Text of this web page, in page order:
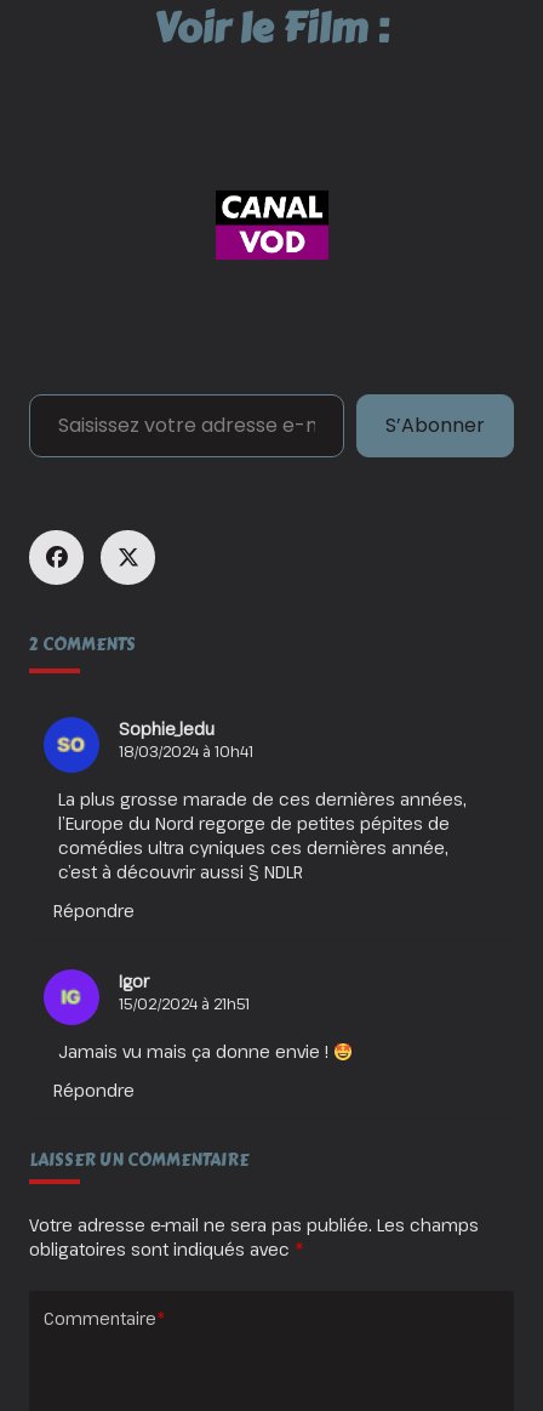
Voir le Film :
Saisissez votre adresse e-mail…
S’Abonner
2 COMMENTS
Sophie_ledu
18/03/2024 à 10h41
La plus grosse marade de ces dernières années,
l’Europe du Nord regorge de petites pépites de
comédies ultra cyniques ces dernières année,
c’est à découvrir aussi § NDLR
Répondre
Igor
15/02/2024 à 21h51
Jamais vu mais ça donne envie !
Répondre
LAISSER UN COMMENTAIRE
Votre adresse e-mail ne sera pas publiée. Les champs
obligatoires sont indiqués avec *
Commentaire*